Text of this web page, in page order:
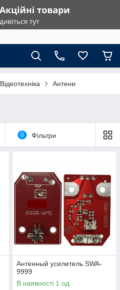
Відеотехніка Антени
0 Фільтри
Антенный усилитель SWA-
9999
В наявності 1 од.